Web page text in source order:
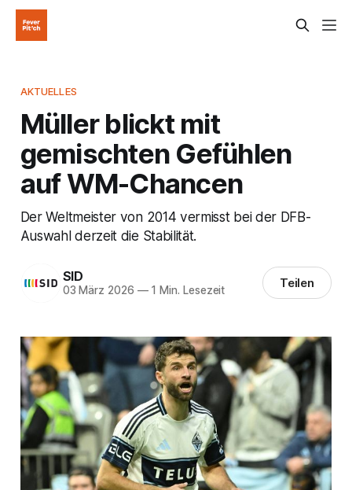
AKTUELLES
Müller blickt mit
gemischten Gefühlen
auf WM-Chancen
Der Weltmeister von 2014 vermisst bei der DFB-
Auswahl derzeit die Stabilität.
SID
03 März 2026 —1 Min. Lesezeit Teilen